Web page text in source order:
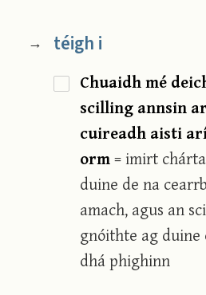
→ téigh i
Chuaidh mé
scilling annsin
cuireadh aisti
orm= imirt
duine de na
amach, agus an
gnóithte ag duine
dhá phighinn